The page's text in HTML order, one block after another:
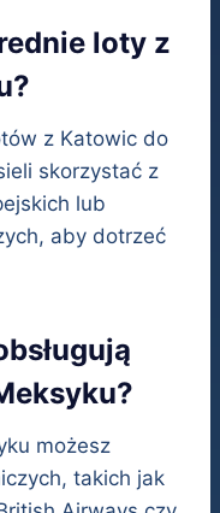
loty z
z Katowic do
skorzystać z
lub
aby dotrzeć
możesz
takich jak